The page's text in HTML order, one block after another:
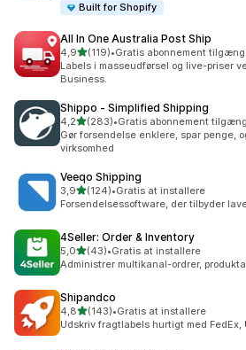
Built for Shopify
All In One Australia Post Ship
4,9ud af 5 stjerner
(119)
119 anmeldelser i alt
•Gratis abonnement
Labels i masseudførsel og live-priser
Business.
Shippo ‑ Simplified Shipping
4,2ud af 5 stjerner
(283)
283 anmeldelser i alt
•Gratis abonnement
Gør forsendelse enklere, spar penge,
virksomhed
Veeqo Shipping
3,9ud af 5 stjerner
(124)
124 anmeldelser i alt
•Gratis at installere
Forsendelsessoftware, der tilbyder
4Seller: Order & Inventory
5,0ud af 5 stjerner
(43)
43 anmeldelser i alt
•Gratis at installere
Administrer multikanal-ordrer,
Shipandco
4,8ud af 5 stjerner
(143)
143 anmeldelser i alt
•Gratis at installere
Udskriv fragtlabels hurtigt med FedEx,